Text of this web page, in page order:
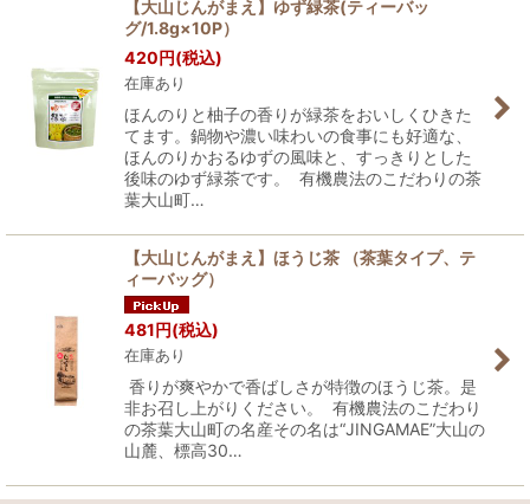
【大山じんがまえ】ゆず緑茶(ティーバッ
グ/1.8g×10P）
420円(税込)
在庫あり
ほんのりと柚子の香りが緑茶をおいしくひきた
てます。鍋物や濃い味わいの食事にも好適な、
ほんのりかおるゆずの風味と、すっきりとした
後味のゆず緑茶です。 有機農法のこだわりの茶
葉大山町…
【大山じんがまえ】ほうじ茶 （茶葉タイプ、テ
ィーバッグ）
481円(税込)
在庫あり
香りが爽やかで香ばしさが特徴のほうじ茶。是
非お召し上がりください。 有機農法のこだわり
の茶葉大山町の名産その名は“JINGAMAE”大山の
山麓、標高30…